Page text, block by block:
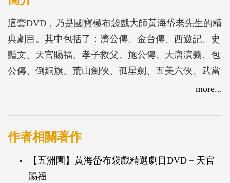
這套DVD，乃是國寶極布袋戲大師黃海岱老先生的精
典劇目。其中包括了：濟公傳、金台傳、西遊記、史
豔文、天官賜福、孝子救父、施公傳、大唐演義、包
公傳、倒銅旗、荒山劍俠、孤星劍、五美六俠、武當
more...
作者相關著作
【五洲園】黃海岱布袋戲精選劇目DVD－天官
賜福